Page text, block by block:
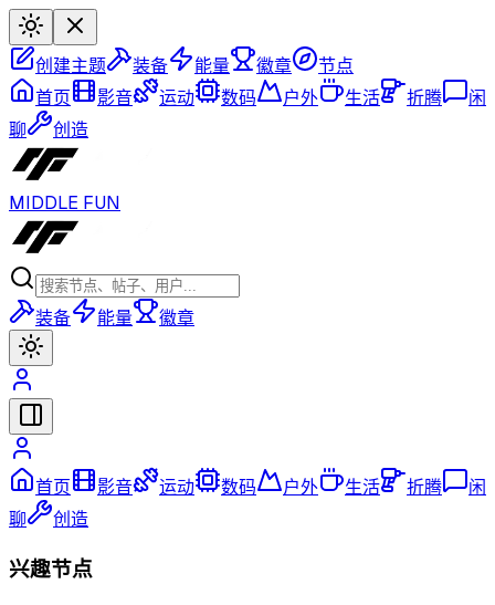
创建主题 装备 能量 徽章
节点
首页
影音 运动 数码 户外 生活 折腾
闲
聊
创造
MIDDLE FUN
装备 能量 徽章
首页 影音 运动 数码 户外 生活 折腾
闲
聊
创造
兴趣节点